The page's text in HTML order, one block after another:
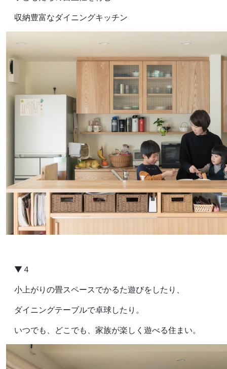
収納豊富なダイニングキッチン
▼４
小上がりの畳スペースでかるた遊びをしたり、
ダイニングテーブルで卓球したり。
いつでも、どこでも、家族が楽しく遊べる住まい。